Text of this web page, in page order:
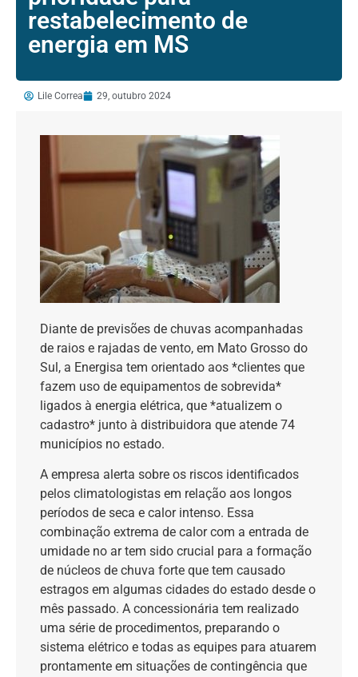
restabelecimento de
energia em MS
Lile Correa 29, outubro 2024
Diante de previsões de chuvas acompanhadas
de raios e rajadas de vento, em Mato Grosso do
Sul, a Energisa tem orientado aos *clientes que
fazem uso de equipamentos de sobrevida*
ligados à energia elétrica, que *atualizem o
cadastro* junto à distribuidora que atende 74
municípios no estado.
A empresa alerta sobre os riscos identificados
pelos climatologistas em relação aos longos
períodos de seca e calor intenso. Essa
combinação extrema de calor com a entrada de
umidade no ar tem sido crucial para a formação
de núcleos de chuva forte que tem causado
estragos em algumas cidades do estado desde o
mês passado. A concessionária tem realizado
uma série de procedimentos, preparando o
sistema elétrico e todas as equipes para atuarem
prontamente em situações de contingência que